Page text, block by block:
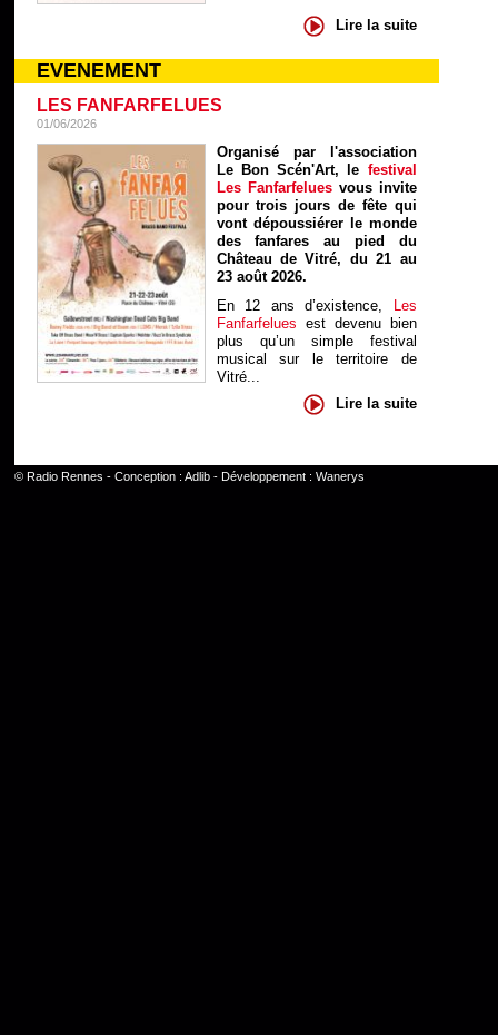
Lire la suite
EVENEMENT
LES FANFARFELUES
01/06/2026
Organisé par l'association
Le Bon Scén'Art, le festival
Les Fanfarfelues vous invite
pour trois jours de fête qui
vont dépoussiérer le monde
des fanfares au pied du
Château de Vitré, du 21 au
23 août 2026.
En 12 ans d’existence, Les
Fanfarfelues est devenu bien
plus qu’un simple festival
musical sur le territoire de
Vitré...
Lire la suite
© Radio Rennes - Conception : Adlib- Développement : Wanerys